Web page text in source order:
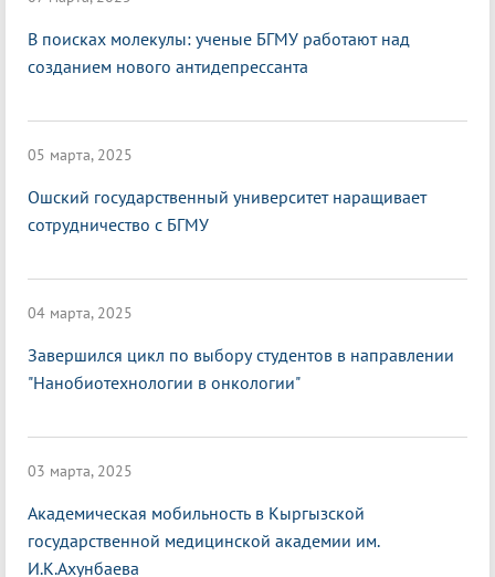
В поисках молекулы: ученые БГМУ работают над
созданием нового антидепрессанта
05 марта, 2025
Ошский государственный университет наращивает
сотрудничество с БГМУ
04 марта, 2025
Завершился цикл по выбору студентов в направлении
"Нанобиотехнологии в онкологии"
03 марта, 2025
Академическая мобильность в Кыргызской
государственной медицинской академии им.
И.К.Ахунбаева